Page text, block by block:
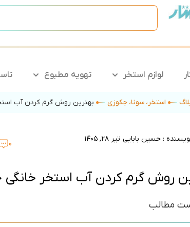
لوازم استخر تهویه مطبوع
استخر، سونا، جکوزی بهترین روش گرم‌ کردن آب
: حسین بابایی تیر ۲۸, ۱۴۰۵
0
روش گرم‌ کردن آب استخر
مطالب